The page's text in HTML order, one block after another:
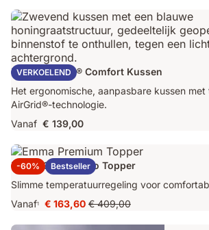
VERKOELEND
Emma AirGrid® Comfort Kussen
Het ergonomische, aanpasbare kussen
AirGrid®-technologie.
Vanaf € 139,00
-60% Bestseller
Emma Original Pro Topper
Slimme temperatuurregeling voor
Vanaf1
Prijs
€ 163,60
€ 163,60 Oorspronkelijke
prijs
€ 409,00